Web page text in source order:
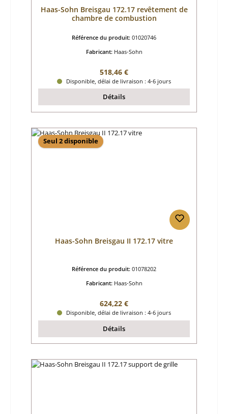
Haas-Sohn Breisgau 172.17 revêtement de
chambre de combustion
Référence du produit: 01020746
Fabricant: Haas-Sohn
Prix régulier :
518,46 €
Disponible, délai de livraison : 4-6 jours
Détails
Seul 2 disponible
Haas-Sohn Breisgau II 172.17 vitre
Référence du produit: 01078202
Fabricant: Haas-Sohn
Prix régulier :
624,22 €
Disponible, délai de livraison : 4-6 jours
Détails